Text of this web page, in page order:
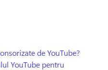
de YouTube?
YouTube pentru